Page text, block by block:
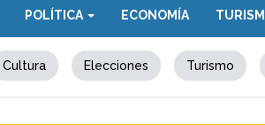
POLÍTICA ECONOMÍA
Cultura Elecciones Turismo